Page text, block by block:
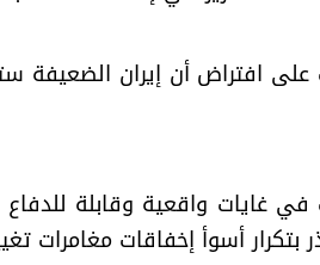
افتراض أن إيران الضعيفة
واقعية وقابلة للدفاع
بتكرار أسوأ إخفاقات مغامرات